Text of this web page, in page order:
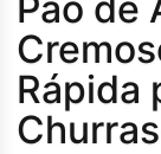
Rápida